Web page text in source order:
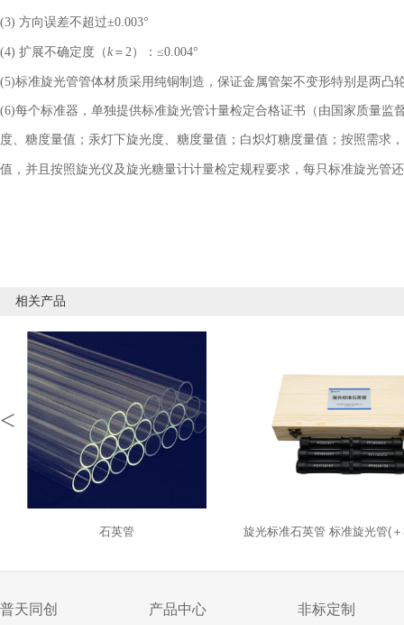
(3) 方向误差不超过±0.003°
(4) 扩展不确定度（k ＝ 2）：≤0.004°
(5)标准旋光管管体材质采用纯铜制造，保证金属管架不变形特别是两凸
(6)每个标准器，单独提供标准旋光管计量检定合格证书（由国家质量监
度、糖度量值；汞灯下旋光度、糖度量值；白炽灯糖度量值；按照需求
值，并且按照旋光仪及旋光糖量计计量检定规程要求，每只标准旋光管
相关产品
石英管 旋光标准石英管 标准旋光管(＋
<
普天同创 产品中心 非标定制